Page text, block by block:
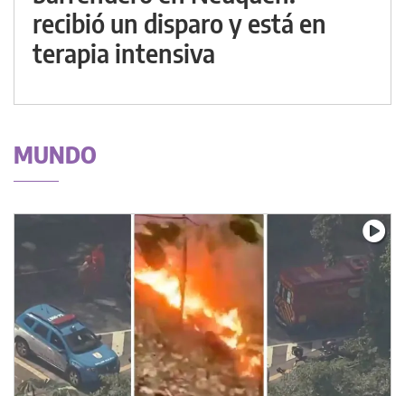
recibió un disparo y está en
terapia intensiva
MUNDO